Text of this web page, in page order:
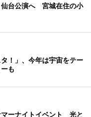
仙台公演へ 宮城在住の小
！」、今年は宇宙をテー
も
ーナイトイベント 光と